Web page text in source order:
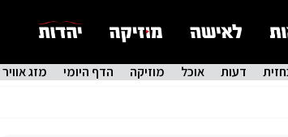
דעות אוכל מוזיקה הדף היומי מזג אוויר